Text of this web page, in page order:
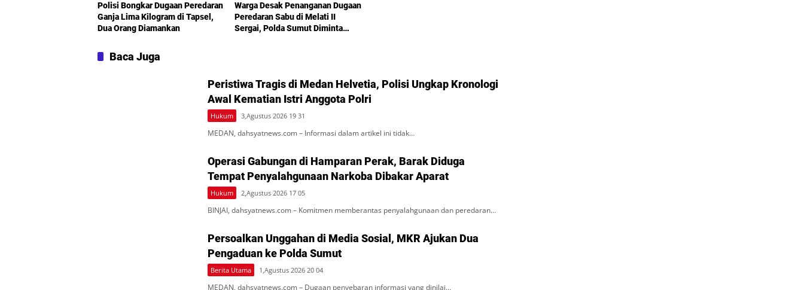
Polisi Bongkar Dugaan Peredaran
Ganja Lima Kilogram di Tapsel,
Dua Orang Diamankan
Warga Desak Penanganan Dugaan
Peredaran Sabu di Melati II
Sergai, Polda Sumut Diminta
Baca Juga
Peristiwa Tragis di Medan Helvetia, Polisi Ungkap Kronologi
Awal Kematian Istri Anggota Polri
Hukum 3,Agustus 2026 19 31
MEDAN, dahsyatnews.com – Informasi dalam artikel ini tidak…
Operasi Gabungan di Hamparan Perak, Barak Diduga
Tempat Penyalahgunaan Narkoba Dibakar Aparat
Hukum 2,Agustus 2026 17 05
BINJAI, dahsyatnews.com – Komitmen memberantas penyalahgunaan dan peredaran…
Persoalkan Unggahan di Media Sosial, MKR Ajukan Dua
Pengaduan ke Polda Sumut
Berita Utama 1,Agustus 2026 20 04
MEDAN, dahsyatnews.com – Dugaan penyebaran informasi yang dinilai…